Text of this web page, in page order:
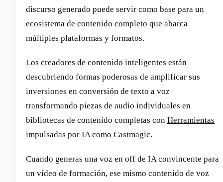
discurso generado puede servir como base para un
ecosistema de contenido completo que abarca
múltiples plataformas y formatos.
Los creadores de contenido inteligentes están
descubriendo formas poderosas de amplificar sus
inversiones en conversión de texto a voz
transformando piezas de audio individuales en
bibliotecas de contenido completas con Herramientas
impulsadas por IA como Castmagic.
Cuando generas una voz en off de IA convincente para
un vídeo de formación, ese mismo contenido de voz